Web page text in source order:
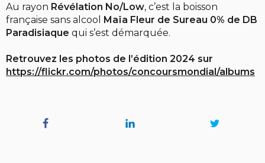
Au rayon Révélation No/Low, c’est la boisson
française sans alcool
Maïa Fleur de Sureau 0% de DB
Paradisiaque qui s’est démarquée.
Retrouvez les photos de l’édition 2024 sur
https://flickr.com/photos/concoursmondial/albums